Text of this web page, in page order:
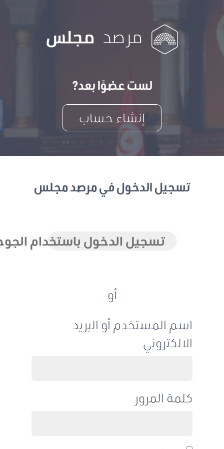
لست عضوًا بعد?
إنشاء حساب
تسجيل الدخول في مرصد مجلس
تسجيل الدخول باستخدام الجوجل
اسم المستخدم أو البريد
الالكتروني
كلمة المرور